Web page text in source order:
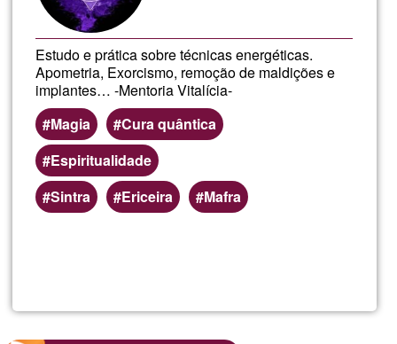
ONLINE
Estudo e prática sobre técnicas energéticas.
Apometria, Exorcismo, remoção de maldições e
implantes… -Mentoria Vitalícia-
Magia
Cura quântica
Espiritualidade
Sintra
Ericeira Mafra
Cura